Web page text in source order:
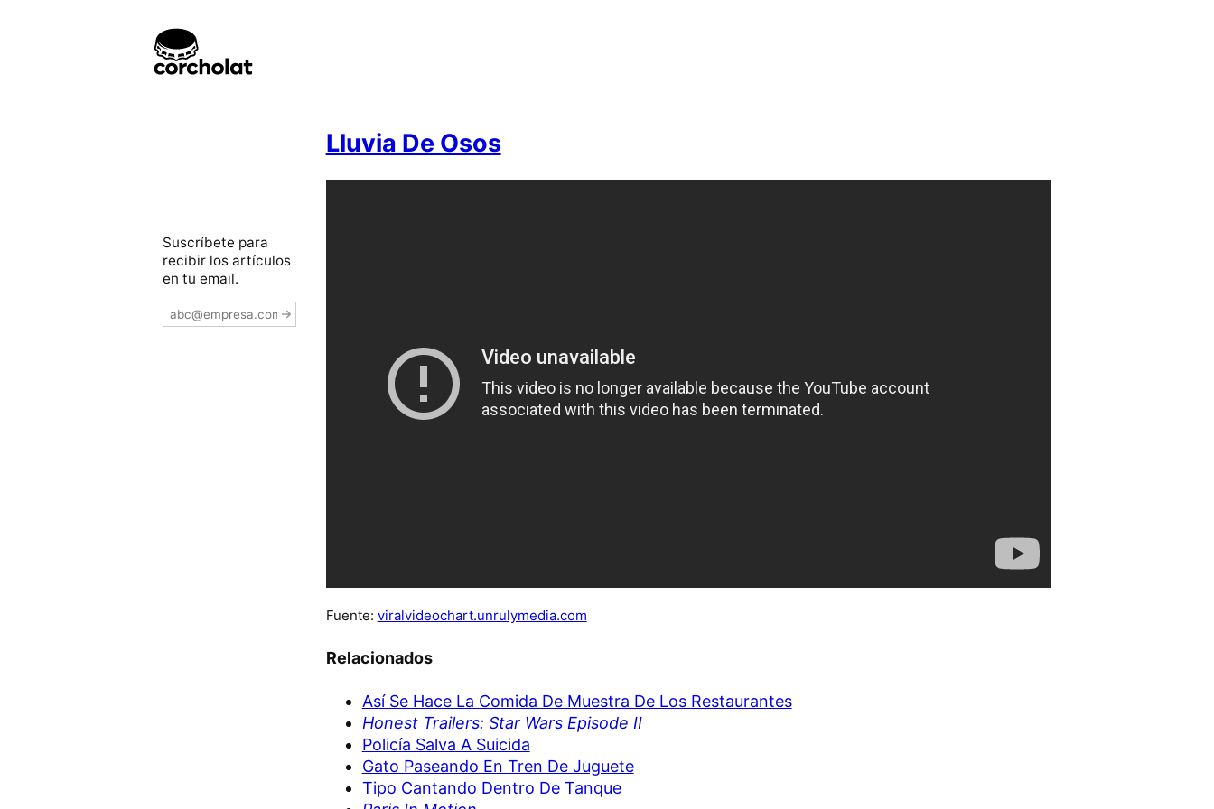
Lluvia De Osos
Fuente: viralvideochart.unrulymedia.com
Relacionados
Así Se Hace La Comida De Muestra De Los Restaurantes
Honest Trailers: Star Wars Episode II
Policía Salva A Suicida
Gato Paseando En Tren De Juguete
Tipo Cantando Dentro De Tanque
Suscríbete para
recibir los artículos
en tu email.